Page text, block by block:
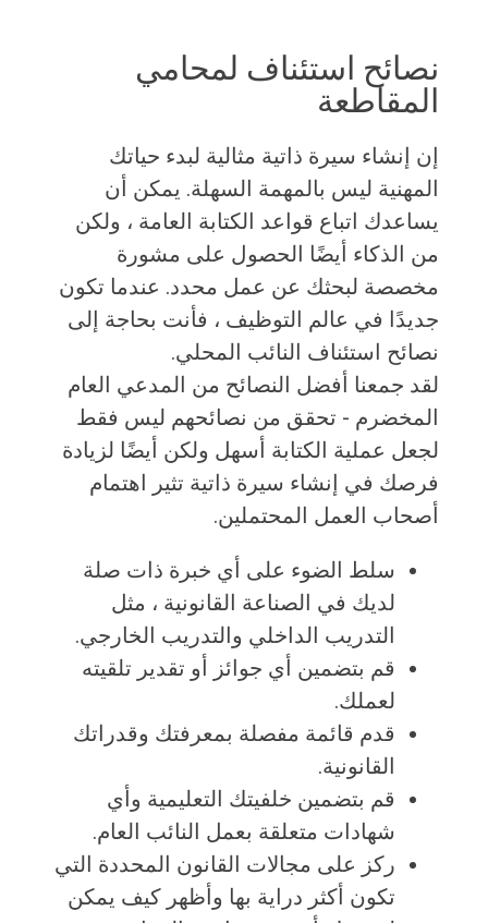
نصائح استئناف لمحامي
المقاطعة
إن إنشاء سيرة ذاتية مثالية لبدء حياتك
المهنية ليس بالمهمة السهلة. يمكن أن
يساعدك اتباع قواعد الكتابة العامة ، ولكن
من الذكاء أيضًا الحصول على مشورة
مخصصة لبحثك عن عمل محدد. عندما تكون
جديدًا في عالم التوظيف ، فأنت بحاجة إلى
نصائح استئناف النائب المحلي.
لقد جمعنا أفضل النصائح من المدعي العام
المخضرم - تحقق من نصائحهم ليس فقط
لجعل عملية الكتابة أسهل ولكن أيضًا لزيادة
فرصك في إنشاء سيرة ذاتية تثير اهتمام
أصحاب العمل المحتملين.
سلط الضوء على أي خبرة ذات صلة
لديك في الصناعة القانونية ، مثل
التدريب الداخلي والتدريب الخارجي.
قم بتضمين أي جوائز أو تقدير تلقيته
لعملك.
قدم قائمة مفصلة بمعرفتك وقدراتك
القانونية.
قم بتضمين خلفيتك التعليمية وأي
شهادات متعلقة بعمل النائب العام.
ركز على مجالات القانون المحددة التي
تكون أكثر دراية بها وأظهر كيف يمكن